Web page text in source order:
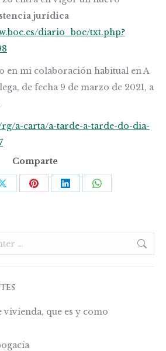
jurídica
diario_boe/txt.php?
en mi colaboración habitual en A
de fecha 9 de marzo de 2021, a
a-carta/a-tarde-a-tarde-do-dia-
Comparte
ShareShareShareShare
vivienda, que es y como